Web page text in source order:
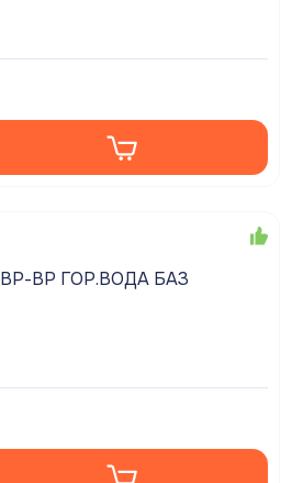
Вентиль лат. 3/4" ВР-ВР ГОР.ВОДА БАЗ